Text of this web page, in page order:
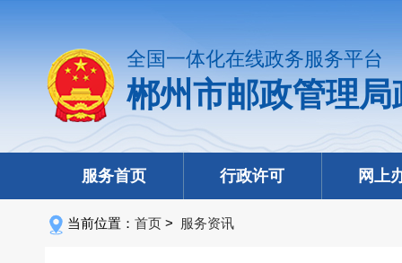
全国一体化在线政务服务平台
郴州市邮政管理
服务首页 行政许可 网上
当前位置： 首页 > 服务资讯